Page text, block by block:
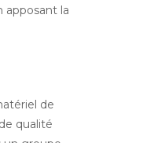
apposant la
de
qualité